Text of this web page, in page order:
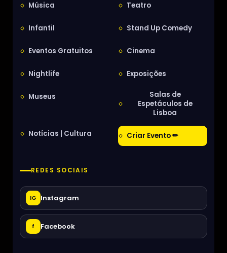
Música Teatro
Infantil Stand Up Comedy
Eventos Gratuitos Cinema
Nightlife Exposições
Museus
Salas de
Espetáculos de
Lisboa
Notícias | Cultura Criar Evento ✏
REDES SOCIAIS
IG Instagram
f Facebook